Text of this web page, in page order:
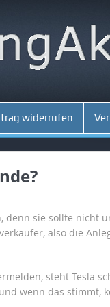
widerrufen
denn sie sollte nicht
also die
steht Tesla
wenn das stimmt,